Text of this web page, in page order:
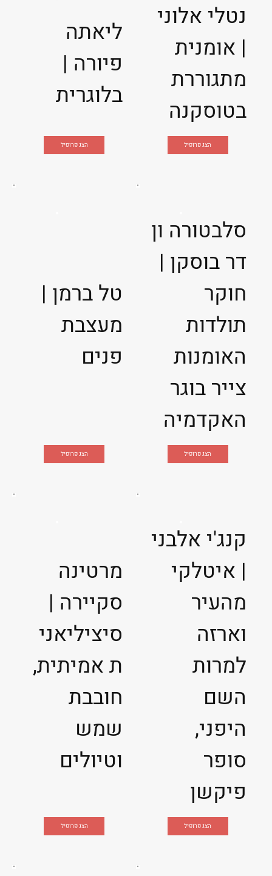
ליאתה
פיורה |
בלוגרית
הצג פרופיל
נטלי אלוני
| אומנית
מתגוררת
בטוסקנה
הצג פרופיל
טל ברמן |
מעצבת
פנים
הצג פרופיל
סלבטורה ון
דר בוסקן |
חוקר
תולדות
האומנות
צייר בוגר
האקדמיה
הצג פרופיל
מרטינה
סקיירה |
סיציליאני
ת אמיתית,
חובבת
שמש
וטיולים
הצג פרופיל
קנג'י אלבני
| איטלקי
מהעיר
וארזה
למרות
השם
היפני,
סופר
פיקשן
הצג פרופיל